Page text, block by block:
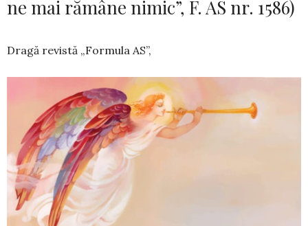
ne mai rămâne nimic”, F. AS nr. 1586)
Dragă revistă „Formula AS”,